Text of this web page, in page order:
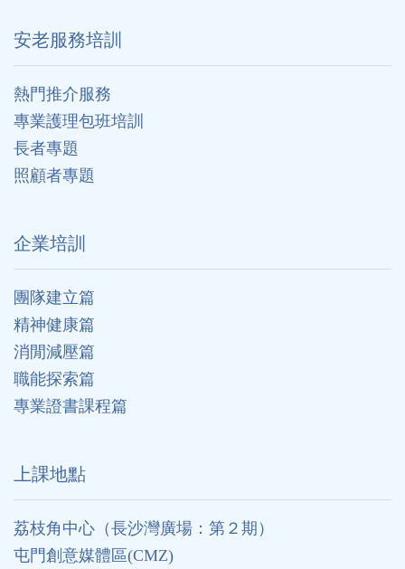
安老服務培訓
熱門推介服務
專業護理包班培訓
長者專題
照顧者專題
企業培訓
團隊建立篇
精神健康篇
消閒減壓篇
職能探索篇
專業證書課程篇
上課地點
荔枝角中心（長沙灣廣場：第２期）
屯門創意媒體區(CMZ)